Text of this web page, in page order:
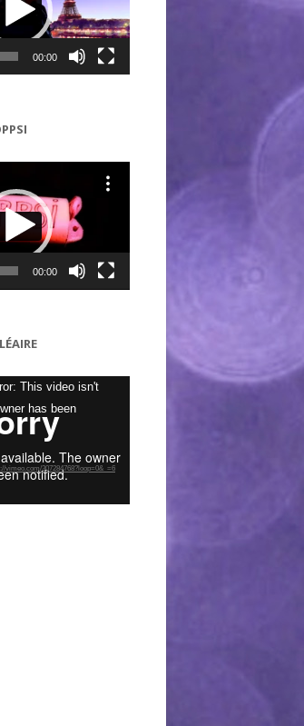
00:00
00:00
This video isn't
has been
vimeo.com/307284768?loop=0&_=6